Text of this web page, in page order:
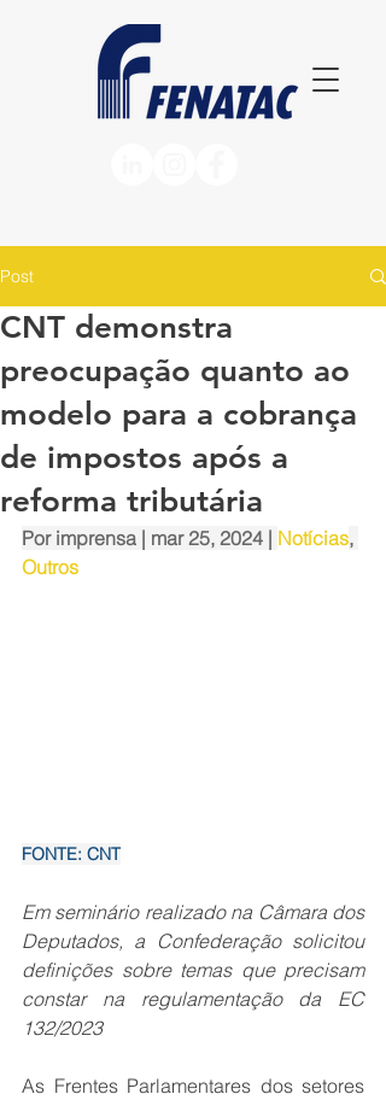
Post
CNT demonstra
preocupação quanto ao
modelo para a cobrança
de impostos após a
reforma tributária
Por imprensa | mar 25, 2024 | Notícias,
Outros
FONTE: CNT
Em seminário realizado na Câmara dos
Deputados, a Confederação solicitou
definições sobre temas que precisam
constar na regulamentação da EC
132/2023
As Frentes Parlamentares dos setores